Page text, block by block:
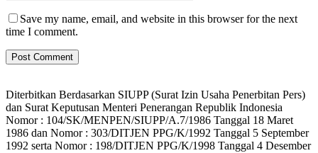
Save my name, email, and website in this browser for the next
time I comment.
Diterbitkan Berdasarkan SIUPP (Surat Izin Usaha Penerbitan Pers)
dan Surat Keputusan Menteri Penerangan Republik Indonesia
Nomor : 104/SK/MENPEN/SIUPP/A.7/1986 Tanggal 18 Maret
1986 dan Nomor : 303/DITJEN PPG/K/1992 Tanggal 5 September
1992 serta Nomor : 198/DITJEN PPG/K/1998 Tanggal 4 Desember